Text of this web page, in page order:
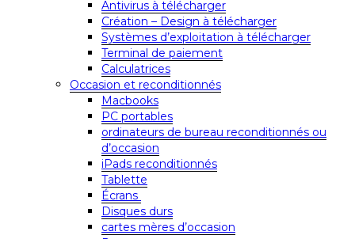
Antivirus à télécharger
Création – Design à télécharger
Systèmes d’exploitation à télécharger
Terminal de paiement
Calculatrices
Occasion et reconditionnés
Macbooks
PC portables
ordinateurs de bureau reconditionnés ou
d’occasion
iPads reconditionnés
Tablette
Écrans
Disques durs
cartes mères d’occasion